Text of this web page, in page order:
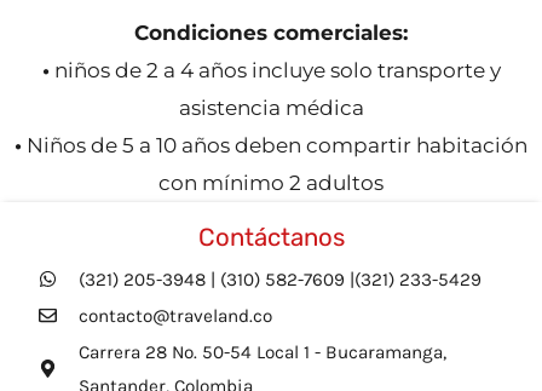
Condiciones comerciales:
•niños de 2 a 4 años incluye solo transporte y
asistencia médica
• Niños de 5 a 10 años deben compartir habitación
con mínimo 2 adultos
Contáctanos
(321) 205-3948 | (310) 582-7609 |(321) 233-5429
contacto@traveland.co
Carrera 28 No. 50-54 Local 1 - Bucaramanga,
Santander, Colombia